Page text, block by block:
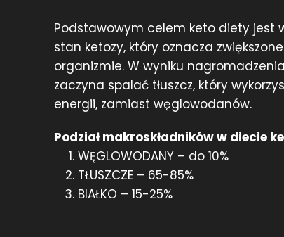
Podstawowym celem keto diety jest
stan ketozy, który oznacza
organizmie. W wyniku
zaczyna spalać tłuszcz, który
energii, zamiast węglowodanów.
Podział makroskładników w diecie
WĘGLOWODANY – do 10%
TŁUSZCZE – 65-85%
BIAŁKO – 15-25%